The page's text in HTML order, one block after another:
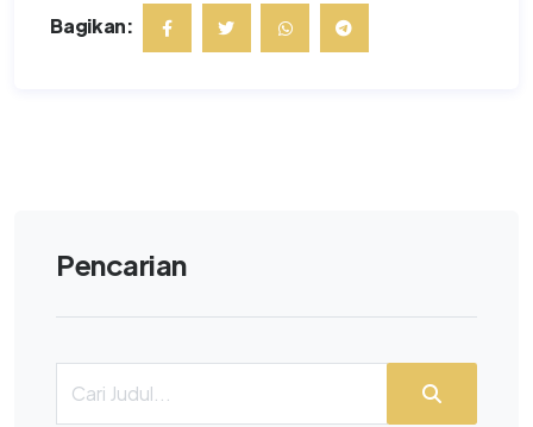
Bagikan:
Pencarian